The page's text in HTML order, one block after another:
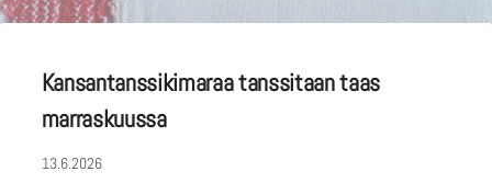
Kansantanssikimaraa tanssitaan taas
marraskuussa
13.6.2026